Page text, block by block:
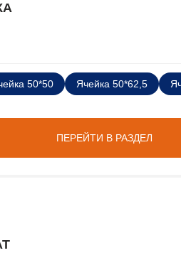
ПЕРЕЙТИ В РАЗДЕЛ
50*50 Ячейка 50*62,5